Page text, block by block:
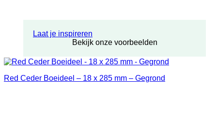
Laat je inspireren
Bekijk onze voorbeelden
Red Ceder Boeideel – 18 x 285 mm – Gegrond